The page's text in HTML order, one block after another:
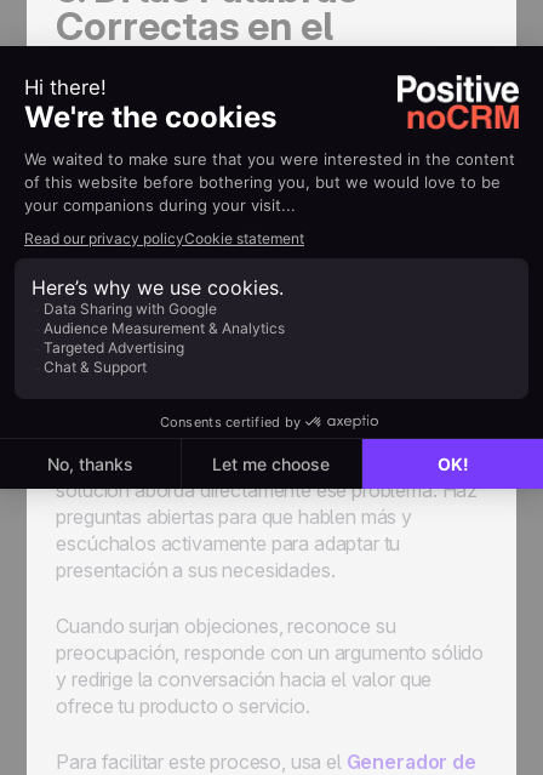
Correctas en el
Momento Preciso (Sin
Sonar como un Robot)
Una conversación de ventas estructurada no
significa memorizar un guion, sino saber cómo
acuerdos. Sin un marco definido, cada llamada de
ventas es un tiro al aire.
Domina el Arte de las
Conversaciones de Ventas
Empieza identificando claramente el mayor dolor
de tu prospecto y enfoca tu discurso en cómo tu
solución aborda directamente ese problema. Haz
preguntas abiertas para que hablen más y
escúchalos activamente para adaptar tu
presentación a sus necesidades.
Cuando surjan objeciones, reconoce su
preocupación, responde con un argumento sólido
y redirige la conversación hacia el valor que
ofrece tu producto o servicio.
Para facilitar este proceso, usa el Generador de